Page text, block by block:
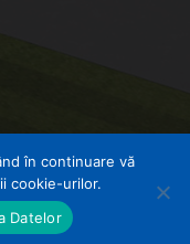
în continuare vă
cookie-urilor.
Datelor